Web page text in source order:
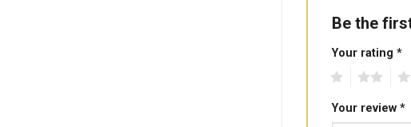
Be the
Your rating *
Your review *